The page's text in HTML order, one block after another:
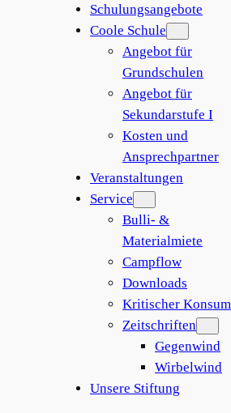
Schulungsangebote
Coole Schule
Angebot für
Grundschulen
Angebot für
Sekundarstufe I
Kosten und
Ansprechpartner
Veranstaltungen
Service
Bulli- &
Materialmiete
Campflow
Downloads
Kritischer Konsum
Zeitschriften
Gegenwind
Wirbelwind
Unsere Stiftung